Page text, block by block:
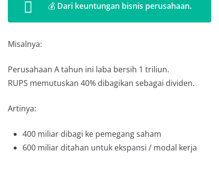
💰 Dari keuntungan bisnis perusahaan.
Misalnya:
Perusahaan A tahun ini laba bersih 1 triliun.
RUPS memutuskan 40% dibagikan sebagai dividen.
Artinya:
400 miliar dibagi ke pemegang saham
600 miliar ditahan untuk ekspansi / modal kerja